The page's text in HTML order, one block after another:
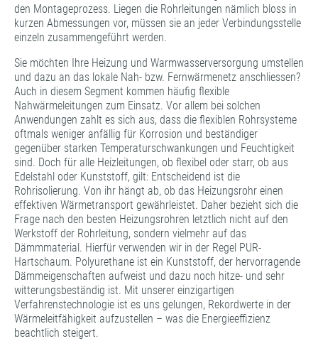
den Montageprozess. Liegen die Rohrleitungen nämlich bloss in
kurzen Abmessungen vor, müssen sie an jeder Verbindungsstelle
einzeln zusammengeführt werden.
Sie möchten Ihre Heizung und Warmwasserversorgung umstellen
und dazu an das lokale Nah- bzw. Fernwärmenetz anschliessen?
Auch in diesem Segment kommen häufig flexible
Nahwärmeleitungen zum Einsatz. Vor allem bei solchen
Anwendungen zahlt es sich aus, dass die flexiblen Rohrsysteme
oftmals weniger anfällig für Korrosion und beständiger
gegenüber starken Temperaturschwankungen und Feuchtigkeit
sind. Doch für alle Heizleitungen, ob flexibel oder starr, ob aus
Edelstahl oder Kunststoff, gilt: Entscheidend ist die
Rohrisolierung. Von ihr hängt ab, ob das Heizungsrohr einen
effektiven Wärmetransport gewährleistet. Daher bezieht sich die
Frage nach den besten Heizungsrohren letztlich nicht auf den
Werkstoff der Rohrleitung, sondern vielmehr auf das
Dämmmaterial. Hierfür verwenden wir in der Regel PUR-
Hartschaum. Polyurethane ist ein Kunststoff, der hervorragende
Dämmeigenschaften aufweist und dazu noch hitze- und sehr
witterungsbeständig ist. Mit unserer einzigartigen
Verfahrenstechnologie ist es uns gelungen, Rekordwerte in der
Wärmeleitfähigkeit aufzustellen – was die Energieeffizienz
beachtlich steigert.